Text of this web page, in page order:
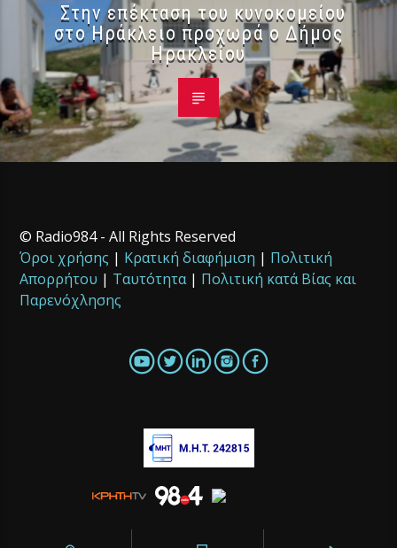
Στην επέκταση του κυνοκομείου
στο Ηράκλειο προχωρά ο Δήμος
Ηρακλείου
© Radio984 - All Rights Reserved
Όροι χρήσης | Κρατική διαφήμιση | Πολιτική
Απορρήτου | Ταυτότητα| Πολιτική κατά Βίας και
Παρενόχλησης